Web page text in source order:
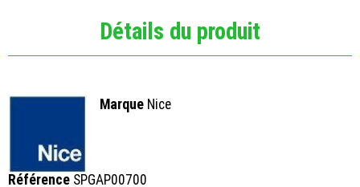
Détails du produit
Marque Nice
Référence SPGAP00700